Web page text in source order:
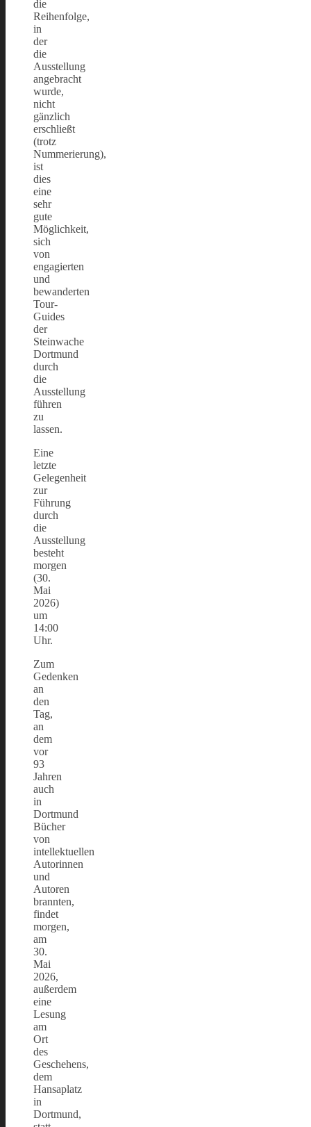
die
Reihenfolge,
in
der
die
Ausstellung
angebracht
wurde,
nicht
gänzlich
erschließt
(trotz
Nummerierung),
ist
dies
eine
sehr
gute
Möglichkeit,
sich
von
engagierten
und
bewanderten
Tour-
Guides
der
Steinwache
Dortmund
durch
die
Ausstellung
führen
zu
lassen.
Eine
letzte
Gelegenheit
zur
Führung
durch
die
Ausstellung
besteht
morgen
(30.
Mai
2026)
um
14:00
Uhr.
Zum
Gedenken
an
den
Tag,
an
dem
vor
93
Jahren
auch
in
Dortmund
Bücher
von
intellektuellen
Autorinnen
und
Autoren
brannten,
findet
morgen,
am
30.
Mai
2026,
außerdem
eine
Lesung
am
Ort
des
Geschehens,
dem
Hansaplatz
in
Dortmund,